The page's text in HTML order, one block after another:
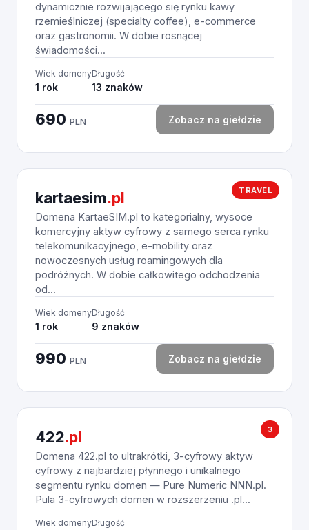
dynamicznie rozwijającego się rynku kawy
rzemieślniczej (specialty coffee), e-commerce
oraz gastronomii. W dobie rosnącej
świadomości...
Wiek domeny
1 rok
Długość
13 znaków
690 PLN Zobacz na giełdzie
TRAVEL
kartaesim.pl
Domena KartaeSIM.pl to kategorialny, wysoce
komercyjny aktyw cyfrowy z samego serca rynku
telekomunikacyjnego, e-mobility oraz
nowoczesnych usług roamingowych dla
podróżnych. W dobie całkowitego odchodzenia
od...
Wiek domeny
1 rok
Długość
9 znaków
990 PLN Zobacz na giełdzie
3
422.pl
Domena 422.pl to ultrakrótki, 3-cyfrowy aktyw
cyfrowy z najbardziej płynnego i unikalnego
segmentu rynku domen — Pure Numeric NNN.pl.
Pula 3-cyfrowych domen w rozszerzeniu .pl...
Wiek domenyDługość